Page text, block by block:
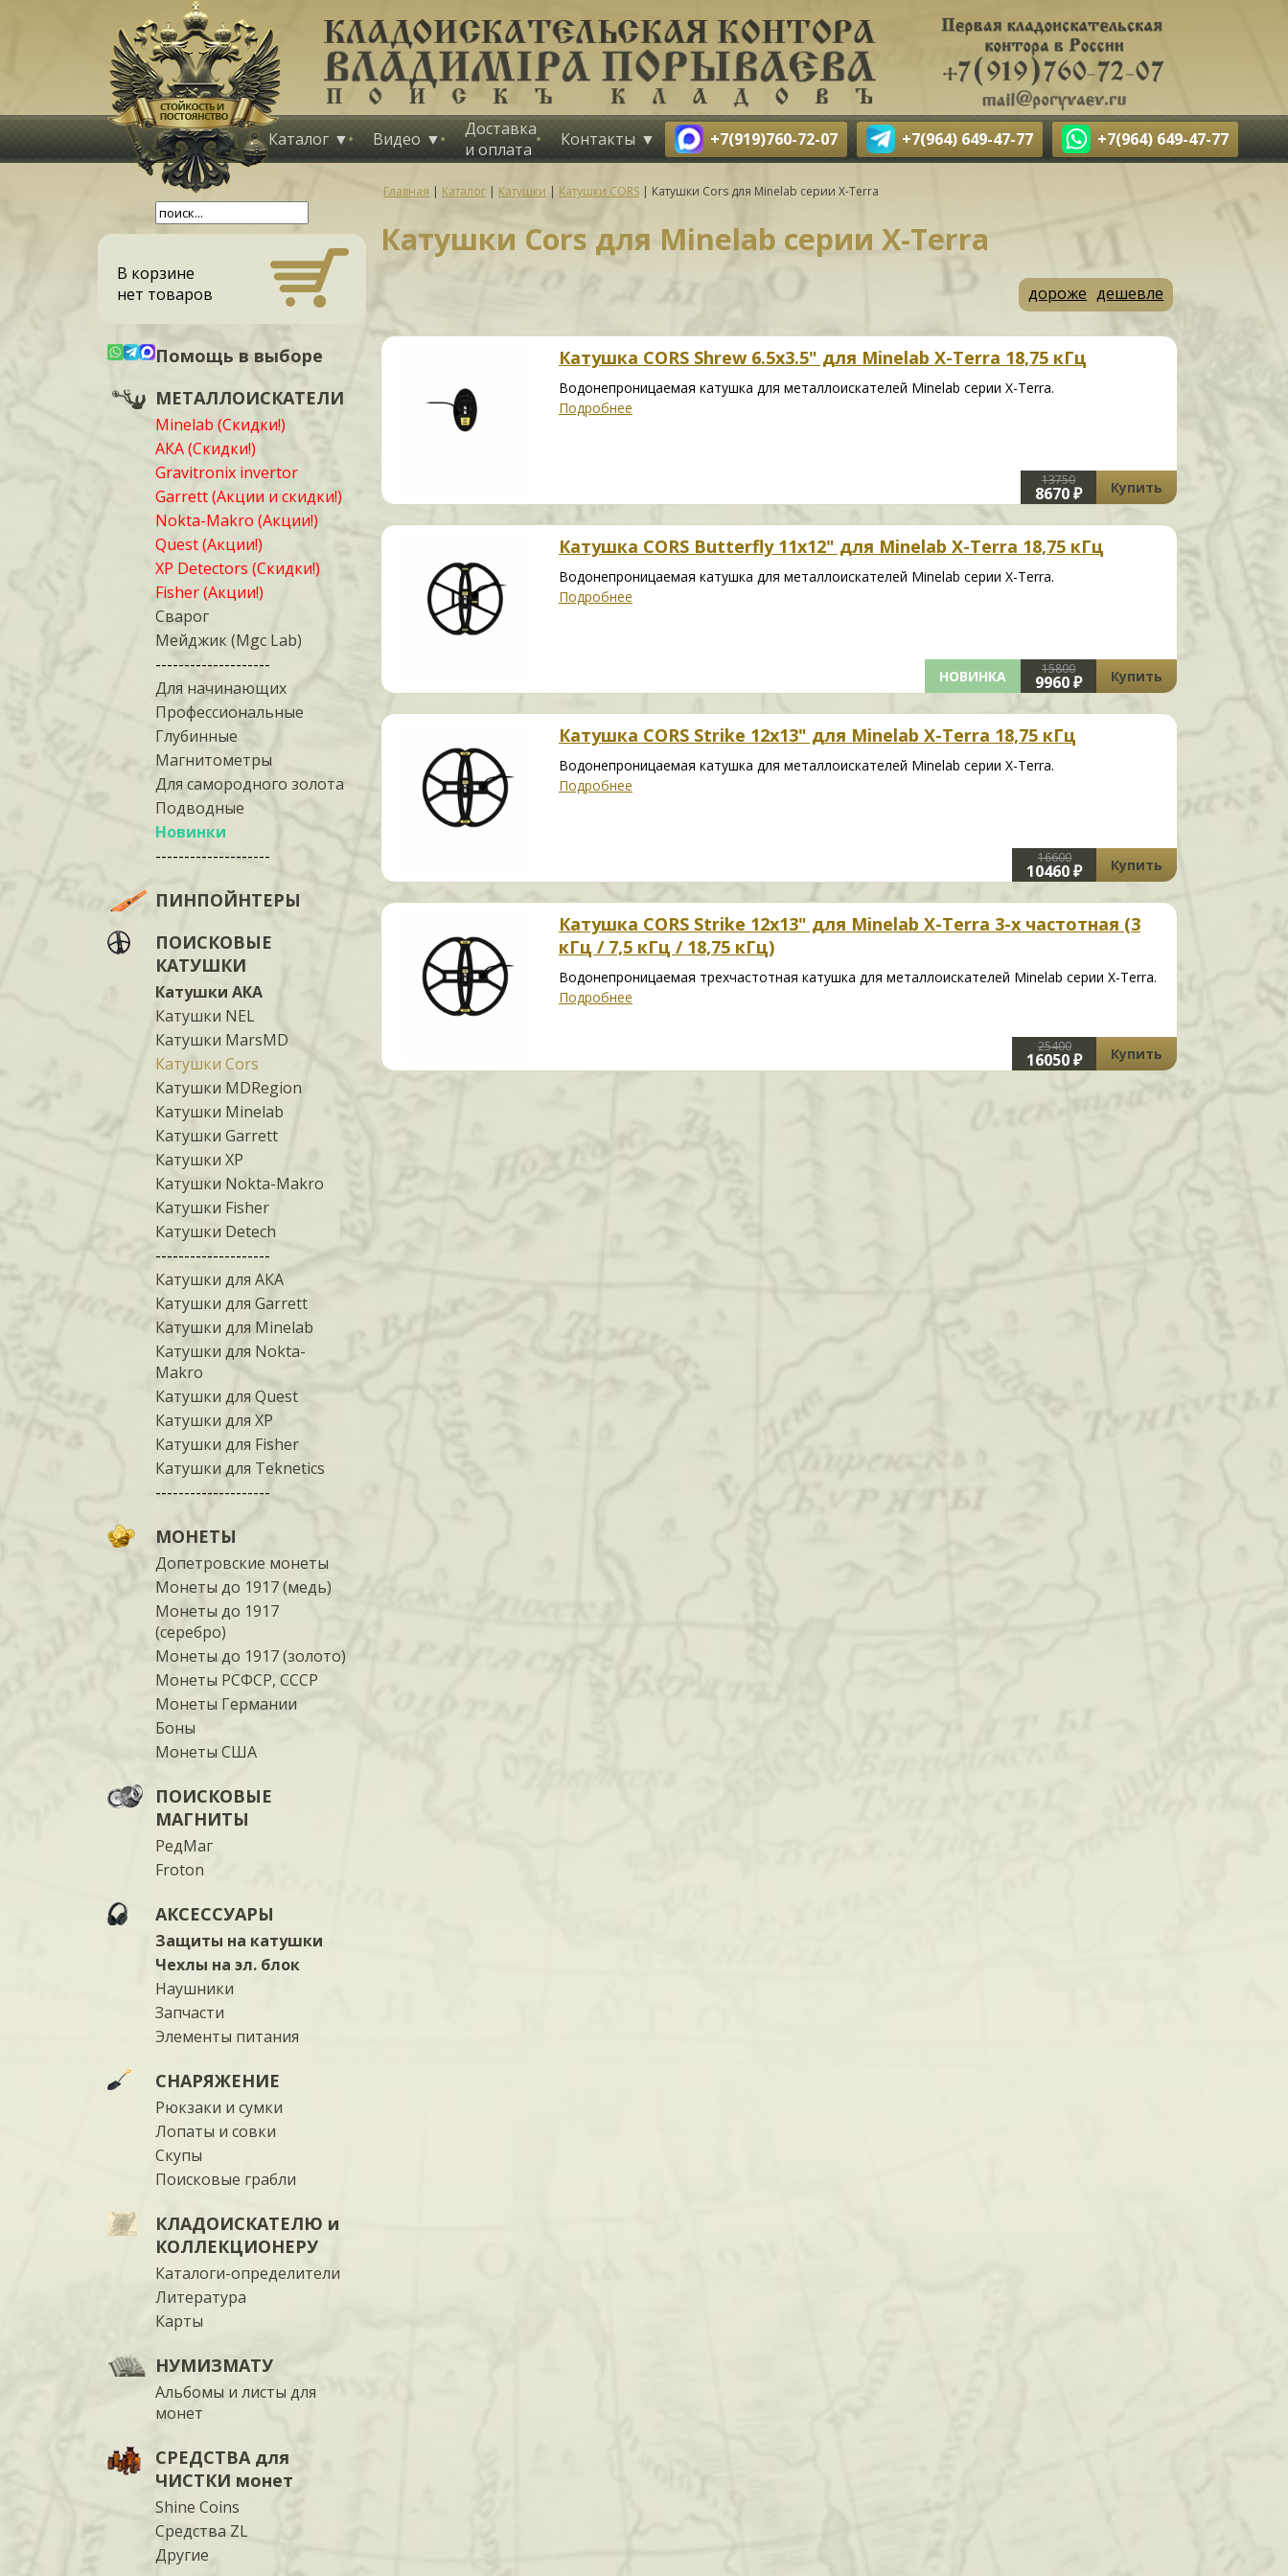
Каталог Видео
Доставка
и оплата
Контакты +7(919)760-72-07 +7(964) 649-47-77 +7(964) 649-47-77
В корзине
нет товаров
Помощь в выборе
МЕТАЛЛОИСКАТЕЛИ
Minelab (Скидки!)
АКА (Скидки!)
Gravitronix invertor
Garrett (Акции и скидки!)
Nokta-Makro (Акции!)
Quest (Акции!)
XP Detectors (Скидки!)
Fisher (Акции!)
Сварог
Мейджик (Mgc Lab)
--------------------
Для начинающих
Профессиональные
Глубинные
Магнитометры
Для самородного золота
Подводные
Новинки
--------------------
ПИНПОЙНТЕРЫ
ПОИСКОВЫЕ
КАТУШКИ
Катушки АКА
Катушки NEL
Катушки MarsMD
Катушки Cors
Катушки MDRegion
Катушки Minelab
Катушки Garrett
Катушки XP
Катушки Nokta-Makro
Катушки Fisher
Катушки Detech
--------------------
Катушки для АКА
Катушки для Garrett
Катушки для Minelab
Катушки для Nokta-
Makro
Катушки для Quest
Катушки для XP
Катушки для Fisher
Катушки для Teknetics
--------------------
МОНЕТЫ
Допетровские монеты
Монеты до 1917 (медь)
Монеты до 1917
(серебро)
Монеты до 1917 (золото)
Монеты РСФСР, СССР
Монеты Германии
Боны
Монеты США
ПОИСКОВЫЕ
МАГНИТЫ
РедМаг
Froton
АКСЕССУАРЫ
Защиты на катушки
Чехлы на эл. блок
Наушники
Запчасти
Элементы питания
СНАРЯЖЕНИЕ
Рюкзаки и сумки
Лопаты и совки
Скупы
Поисковые грабли
КЛАДОИСКАТЕЛЮ и
КОЛЛЕКЦИОНЕРУ
Каталоги-определители
Литература
Карты
НУМИЗМАТУ
Альбомы и листы для
монет
СРЕДСТВА для
ЧИСТКИ монет
Shine Coins
Средства ZL
Другие
Главная | Каталог | Катушки | Катушки CORS | Катушки Cors для Minelab серии X-Terra
Катушки Cors для Minelab серии X-Terra
дороже дешевле
Катушка CORS Shrew 6.5x3.5" для Minelab X-Terra 18,75 кГц
Водонепроницаемая катушка для металлоискателей Minelab серии X-Terra.
Подробнее
13750
8670 ₽ Купить
Катушка CORS Butterfly 11x12" для Minelab X-Terra 18,75 кГц
Водонепроницаемая катушка для металлоискателей Minelab серии X-Terra.
Подробнее
НОВИНКА 15800
9960 ₽ Купить
Катушка CORS Strike 12x13" для Minelab X-Terra 18,75 кГц
Водонепроницаемая катушка для металлоискателей Minelab серии X-Terra.
Подробнее
16600
10460 ₽ Купить
Катушка CORS Strike 12x13" для Minelab X-Terra 3-х частотная (3
кГц / 7,5 кГц / 18,75 кГц)
Водонепроницаемая трехчастотная катушка для металлоискателей Minelab серии X-Terra.
Подробнее
25400
16050 ₽ Купить